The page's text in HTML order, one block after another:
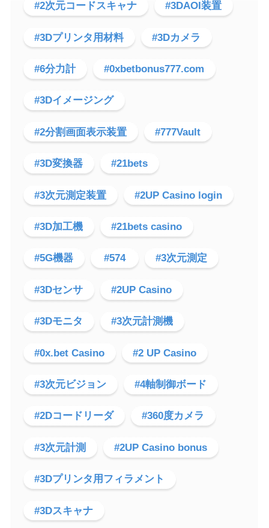
#2次元コードスキャナ #3DAOI装置
#3Dプリンタ用材料 #3Dカメラ
#6分力計 #0xbetbonus777.com
#3Dイメージング
#2分割画面表示装置 #777Vault
#3D変換器 #21bets
#3次元測定装置 #2UP Casino login
#3D加工機 #21bets casino
#5G機器 #574 #3次元測定
#3Dセンサ #2UP Casino
#3Dモニタ #3次元計測機
#0x.bet Casino #2 UP Casino
#3次元ビジョン #4軸制御ボード
#2Dコードリーダ #360度カメラ
#3次元計測 #2UP Casino bonus
#3Dプリンタ用フィラメント
#3Dスキャナ